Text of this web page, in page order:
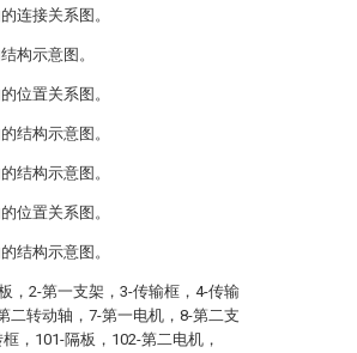
连接关系图。
构示意图。
位置关系图。
结构示意图。
结构示意图。
位置关系图。
结构示意图。
，2-第一支架，3-传输框，4-传输
二转动轴，7-第一电机，8-第二支
，101-隔板，102-第二电机，